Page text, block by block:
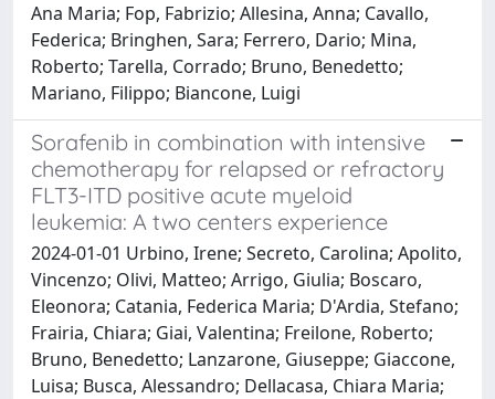
Ana Maria; Fop, Fabrizio; Allesina, Anna; Cavallo,
Federica; Bringhen, Sara; Ferrero, Dario; Mina,
Roberto; Tarella, Corrado; Bruno, Benedetto;
Mariano, Filippo; Biancone, Luigi
Sorafenib in combination with intensive
chemotherapy for relapsed or refractory
FLT3-ITD positive acute myeloid
leukemia: A two centers experience
2024-01-01 Urbino, Irene; Secreto, Carolina; Apolito,
Vincenzo; Olivi, Matteo; Arrigo, Giulia; Boscaro,
Eleonora; Catania, Federica Maria; D'Ardia, Stefano;
Frairia, Chiara; Giai, Valentina; Freilone, Roberto;
Bruno, Benedetto; Lanzarone, Giuseppe; Giaccone,
Luisa; Busca, Alessandro; Dellacasa, Chiara Maria;